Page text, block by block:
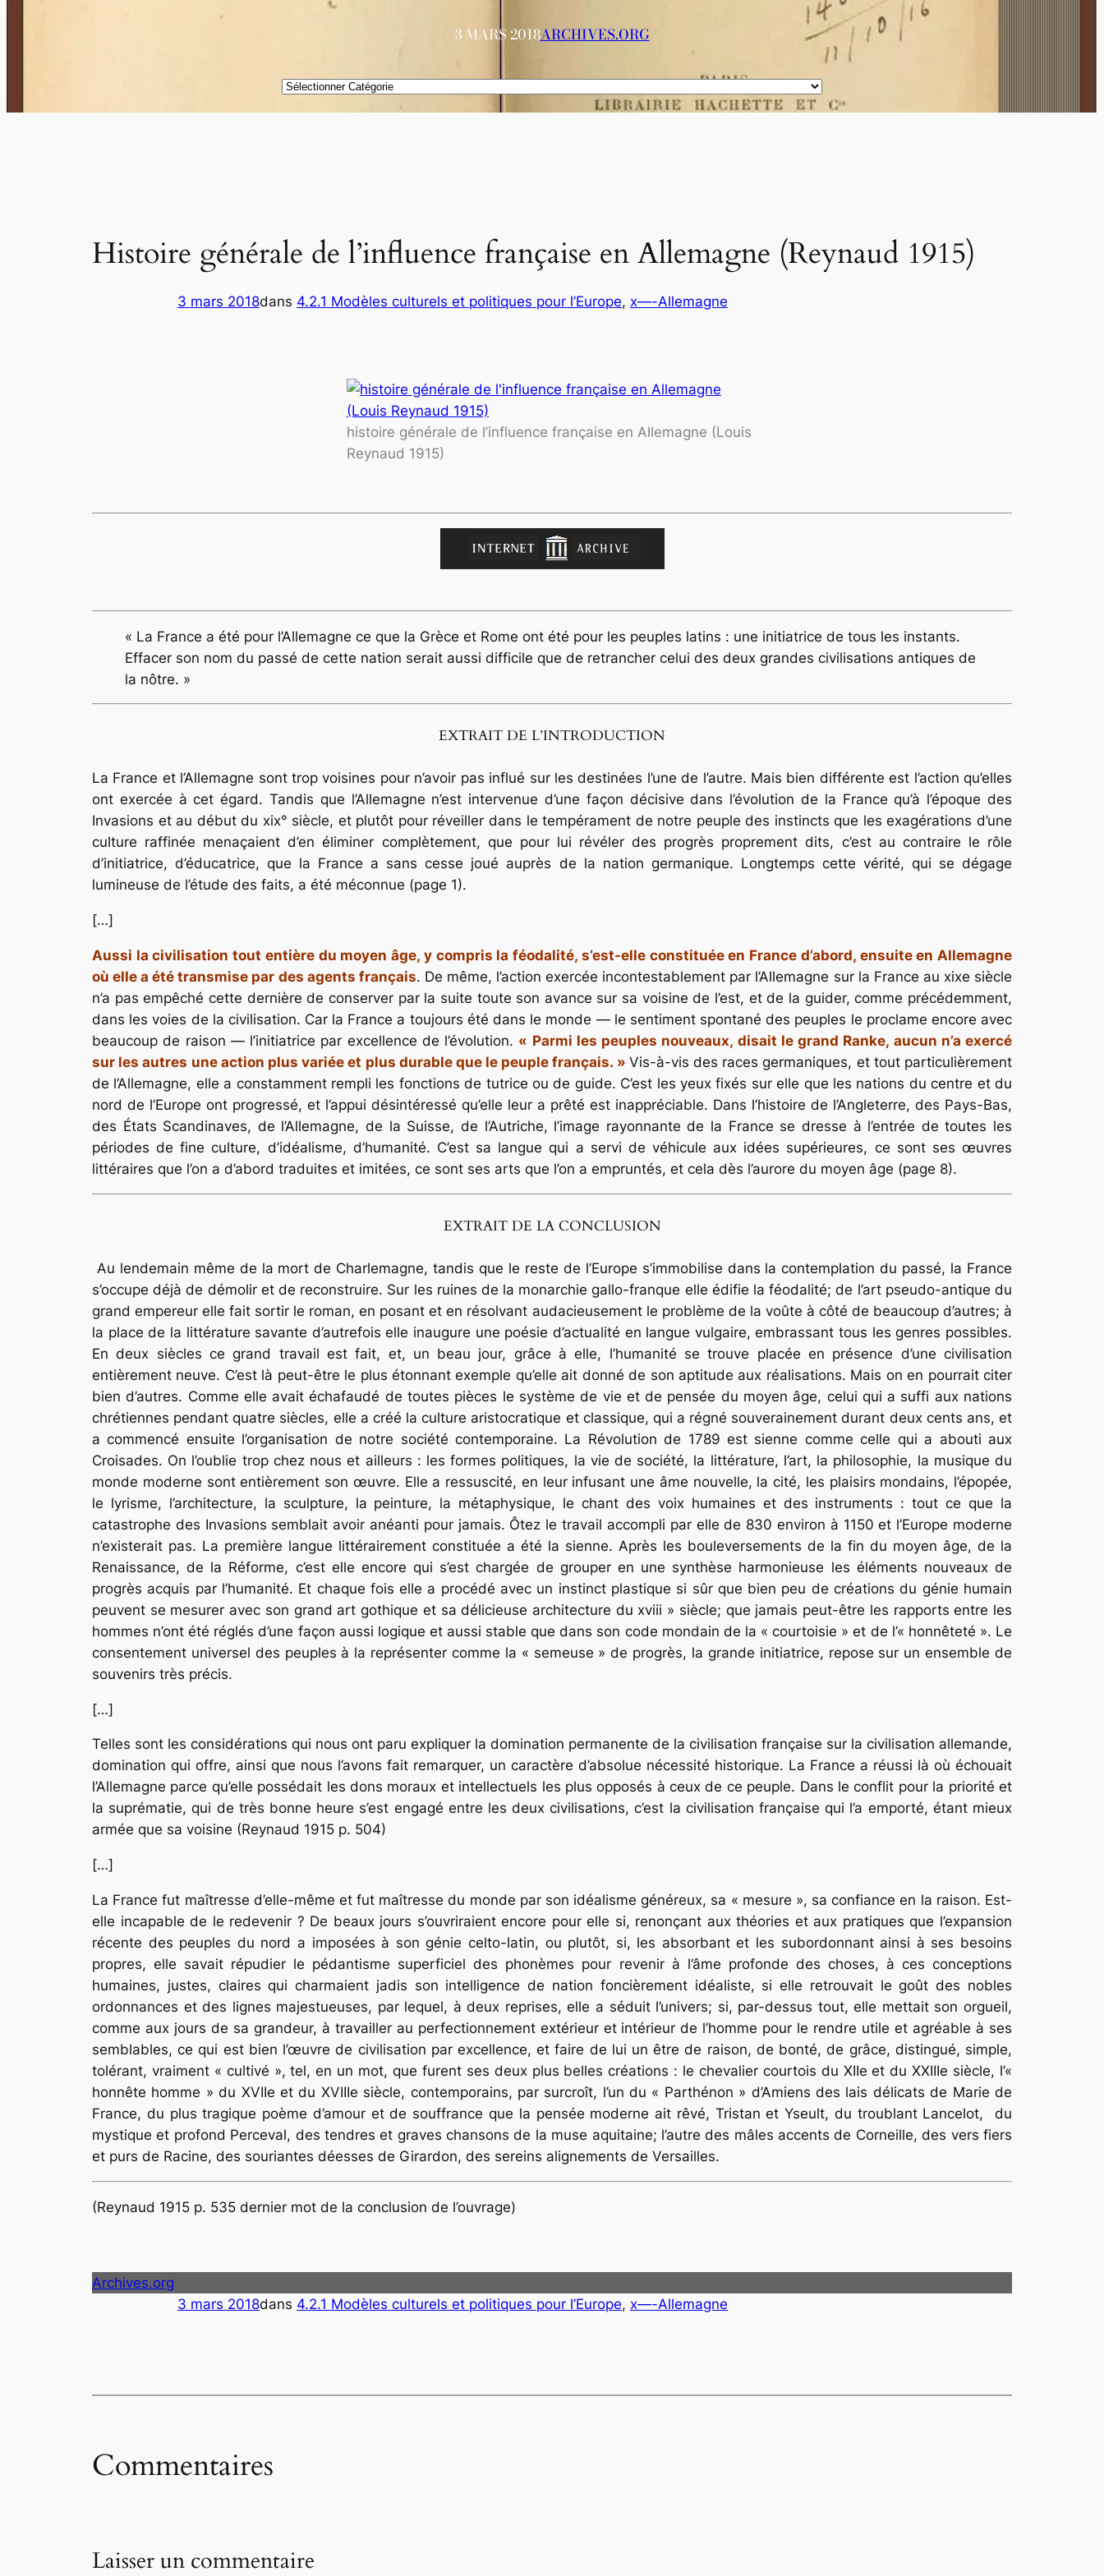
3 MARS 2018ARCHIVES.ORG
Catégories
Histoire générale de l’influence française en Allemagne (Reynaud 1915)
3 mars 2018dans 4.2.1 Modèles culturels et politiques pour l’Europe, x—-Allemagne
histoire générale de l’influence française en Allemagne (Louis
Reynaud 1915)
« La France a été pour l’Allemagne ce que la Grèce et Rome ont été pour les peuples latins : une initiatrice de tous les instants.
Effacer son nom du passé de cette nation serait aussi difficile que de retrancher celui des deux grandes civilisations antiques de
la nôtre. »
EXTRAIT DE L’INTRODUCTION
La France et l’Allemagne sont trop voisines pour n’avoir pas influé sur les destinées l’une de l’autre. Mais bien différente est l’action qu’elles
ont exercée à cet égard. Tandis que l’Allemagne n’est intervenue d’une façon décisive dans l’évolution de la France qu’à l’époque des
Invasions et au début du xix° siècle, et plutôt pour réveiller dans le tempérament de notre peuple des instincts que les exagérations d’une
culture raffinée menaçaient d’en éliminer complètement, que pour lui révéler des progrès proprement dits, c’est au contraire le rôle
d’initiatrice, d’éducatrice, que la France a sans cesse joué auprès de la nation germanique. Longtemps cette vérité, qui se dégage
lumineuse de l’étude des faits, a été méconnue (page 1).
[…]
Aussi la civilisation tout entière du moyen âge, y compris la féodalité, s’est-elle constituée en France d’abord, ensuite en Allemagne
où elle a été transmise par des agents français. De même, l’action exercée incontestablement par l’Allemagne sur la France au xixe siècle
n’a pas empêché cette dernière de conserver par la suite toute son avance sur sa voisine de l’est, et de la guider, comme précédemment,
dans les voies de la civilisation. Car la France a toujours été dans le monde — le sentiment spontané des peuples le proclame encore avec
beaucoup de raison — l’initiatrice par excellence de l’évolution. « Parmi les peuples nouveaux, disait le grand Ranke, aucun n’a exercé
sur les autres une action plus variée et plus durable que le peuple français. » Vis-à-vis des races germaniques, et tout particulièrement
de l’Allemagne, elle a constamment rempli les fonctions de tutrice ou de guide. C’est les yeux fixés sur elle que les nations du centre et du
nord de l’Europe ont progressé, et l’appui désintéressé qu’elle leur a prêté est inappréciable. Dans l’histoire de l’Angleterre, des Pays-Bas,
des États Scandinaves, de l’Allemagne, de la Suisse, de l’Autriche, l’image rayonnante de la France se dresse à l’entrée de toutes les
périodes de fine culture, d’idéalisme, d’humanité. C’est sa langue qui a servi de véhicule aux idées supérieures, ce sont ses œuvres
littéraires que l’on a d’abord traduites et imitées, ce sont ses arts que l’on a empruntés, et cela dès l’aurore du moyen âge (page 8).
EXTRAIT DE LA CONCLUSION
Au lendemain même de la mort de Charlemagne, tandis que le reste de l’Europe s’immobilise dans la contemplation du passé, la France
s’occupe déjà de démolir et de reconstruire. Sur les ruines de la monarchie gallo-franque elle édifie la féodalité; de l’art pseudo-antique du
grand empereur elle fait sortir le roman, en posant et en résolvant audacieusement le problème de la voûte à côté de beaucoup d’autres; à
la place de la littérature savante d’autrefois elle inaugure une poésie d’actualité en langue vulgaire, embrassant tous les genres possibles.
En deux siècles ce grand travail est fait, et, un beau jour, grâce à elle, l’humanité se trouve placée en présence d’une civilisation
entièrement neuve. C’est là peut-être le plus étonnant exemple qu’elle ait donné de son aptitude aux réalisations. Mais on en pourrait citer
bien d’autres. Comme elle avait échafaudé de toutes pièces le système de vie et de pensée du moyen âge, celui qui a suffi aux nations
chrétiennes pendant quatre siècles, elle a créé la culture aristocratique et classique, qui a régné souverainement durant deux cents ans, et
a commencé ensuite l’organisation de notre société contemporaine. La Révolution de 1789 est sienne comme celle qui a abouti aux
Croisades. On l’oublie trop chez nous et ailleurs : les formes politiques, la vie de société, la littérature, l’art, la philosophie, la musique du
monde moderne sont entièrement son œuvre. Elle a ressuscité, en leur infusant une âme nouvelle, la cité, les plaisirs mondains, l’épopée,
le lyrisme, l’architecture, la sculpture, la peinture, la métaphysique, le chant des voix humaines et des instruments : tout ce que la
catastrophe des Invasions semblait avoir anéanti pour jamais. Ôtez le travail accompli par elle de 830 environ à 1150 et l’Europe moderne
n’existerait pas. La première langue littérairement constituée a été la sienne. Après les bouleversements de la fin du moyen âge, de la
Renaissance, de la Réforme, c’est elle encore qui s’est chargée de grouper en une synthèse harmonieuse les éléments nouveaux de
progrès acquis par l’humanité. Et chaque fois elle a procédé avec un instinct plastique si sûr que bien peu de créations du génie humain
peuvent se mesurer avec son grand art gothique et sa délicieuse architecture du xviii » siècle; que jamais peut-être les rapports entre les
hommes n’ont été réglés d’une façon aussi logique et aussi stable que dans son code mondain de la « courtoisie » et de l’« honnêteté ». Le
consentement universel des peuples à la représenter comme la « semeuse » de progrès, la grande initiatrice, repose sur un ensemble de
souvenirs très précis.
[…]
Telles sont les considérations qui nous ont paru expliquer la domination permanente de la civilisation française sur la civilisation allemande,
domination qui offre, ainsi que nous l’avons fait remarquer, un caractère d’absolue nécessité historique. La France a réussi là où échouait
l’Allemagne parce qu’elle possédait les dons moraux et intellectuels les plus opposés à ceux de ce peuple. Dans le conflit pour la priorité et
la suprématie, qui de très bonne heure s’est engagé entre les deux civilisations, c’est la civilisation française qui l’a emporté, étant mieux
armée que sa voisine (Reynaud 1915 p. 504)
[…]
La France fut maîtresse d’elle-même et fut maîtresse du monde par son idéalisme généreux, sa « mesure », sa confiance en la raison. Est-
elle incapable de le redevenir ? De beaux jours s’ouvriraient encore pour elle si, renonçant aux théories et aux pratiques que l’expansion
récente des peuples du nord a imposées à son génie celto-latin, ou plutôt, si, les absorbant et les subordonnant ainsi à ses besoins
propres, elle savait répudier le pédantisme superficiel des phonèmes pour revenir à l’âme profonde des choses, à ces conceptions
humaines, justes, claires qui charmaient jadis son intelligence de nation foncièrement idéaliste, si elle retrouvait le goût des nobles
ordonnances et des lignes majestueuses, par lequel, à deux reprises, elle a séduit l’univers; si, par-dessus tout, elle mettait son orgueil,
comme aux jours de sa grandeur, à travailler au perfectionnement extérieur et intérieur de l’homme pour le rendre utile et agréable à ses
semblables, ce qui est bien l’œuvre de civilisation par excellence, et faire de lui un être de raison, de bonté, de grâce, distingué, simple,
tolérant, vraiment « cultivé », tel, en un mot, que furent ses deux plus belles créations : le chevalier courtois du XIIe et du XXIIIe siècle, l’«
honnête homme » du XVIIe et du XVIIIe siècle, contemporains, par surcroît, l’un du « Parthénon » d’Amiens des lais délicats de Marie de
France, du plus tragique poème d’amour et de souffrance que la pensée moderne ait rêvé, Tristan et Yseult, du troublant Lancelot, du
mystique et profond Perceval, des tendres et graves chansons de la muse aquitaine; l’autre des mâles accents de Corneille, des vers fiers
et purs de Racine, des souriantes déesses de Girardon, des sereins alignements de Versailles.
(Reynaud 1915 p. 535 dernier mot de la conclusion de l’ouvrage)
Archives.org
3 mars 2018dans 4.2.1 Modèles culturels et politiques pour l’Europe, x—-Allemagne
Commentaires
Laisser un commentaire